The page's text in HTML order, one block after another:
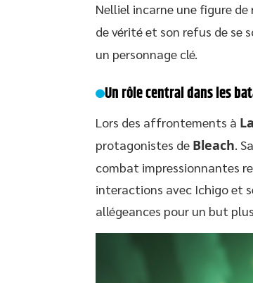
Nelliel incarne une figure
de vérité et son refus de se
un personnage clé.
Un rôle central dans les
Lors des affrontements à
protagonistes de Bleach.
combat impressionnantes
interactions avec Ichigo et
allégeances pour un but